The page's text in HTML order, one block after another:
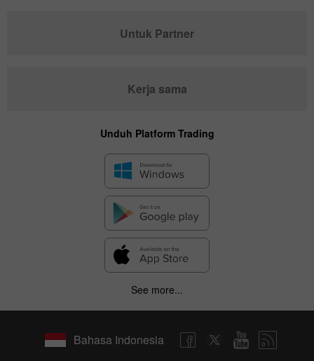
Untuk Partner
Kerja sama
Unduh Platform Trading
See more...
Bahasa Indonesia